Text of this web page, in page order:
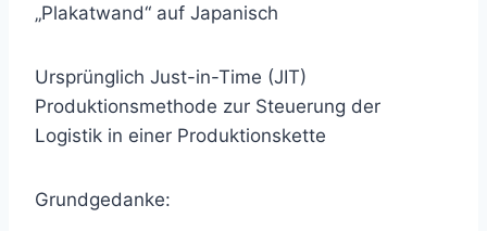
„Plakatwand“ auf Japanisch
Ursprünglich Just-in-Time (JIT)
Produktionsmethode zur Steuerung der
Logistik in einer Produktionskette
Grundgedanke: